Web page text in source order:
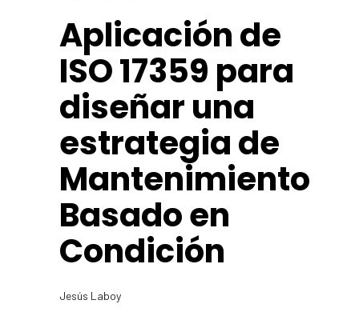
Aplicación de
ISO 17359 para
diseñar una
estrategia de
Mantenimiento
Basado en
Condición
Jesús Laboy